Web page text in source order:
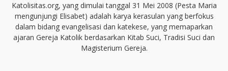
Katolisitas.org, yang dimulai tanggal 31 Mei 2008 (Pesta Maria
mengunjungi Elisabet) adalah karya kerasulan yang berfokus
dalam bidang evangelisasi dan katekese, yang memaparkan
ajaran Gereja Katolik berdasarkan Kitab Suci, Tradisi Suci dan
Magisterium Gereja.